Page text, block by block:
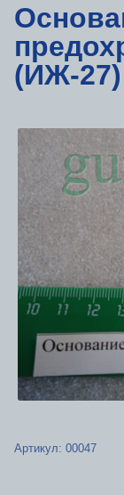
(ИЖ-27)
Артикул: 00047